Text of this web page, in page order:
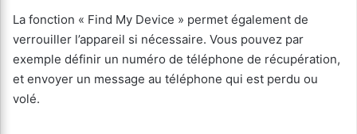
La fonction « Find My Device » permet également de
verrouiller l’appareil si nécessaire. Vous pouvez par
exemple définir un numéro de téléphone de récupération,
et envoyer un message au téléphone qui est perdu ou
volé.